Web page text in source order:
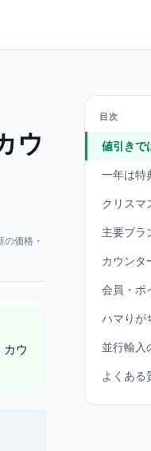
ウ
価格・
ウ
目次
値引きで
一年は特
クリスマ
主要ブラ
カウンタ
会員・ポ
ハマりが
並行輸入
よくある